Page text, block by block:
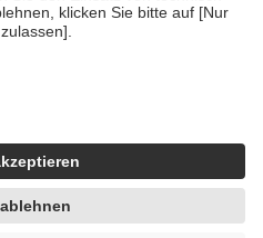
es sich um echte Bewertungen
4419944605341
unter Zuhilfenahme künstlicher